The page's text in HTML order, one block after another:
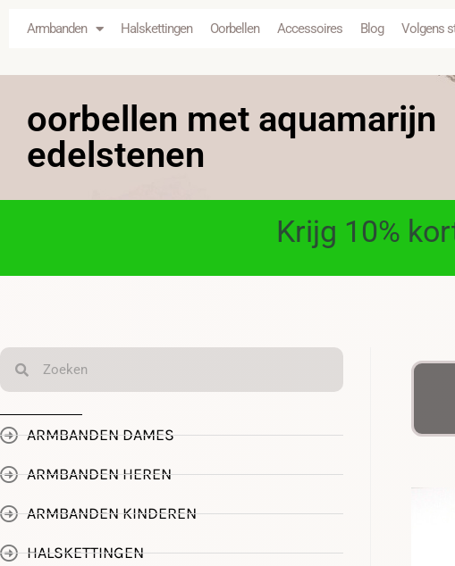
Armbanden Halskettingen Oorbellen Accessoires Blog Volgens
oorbellen met aquamarijn
edelstenen
Krijg 10%
ARMBANDEN DAMES
ARMBANDEN HEREN
ARMBANDEN KINDEREN
HALSKETTINGEN